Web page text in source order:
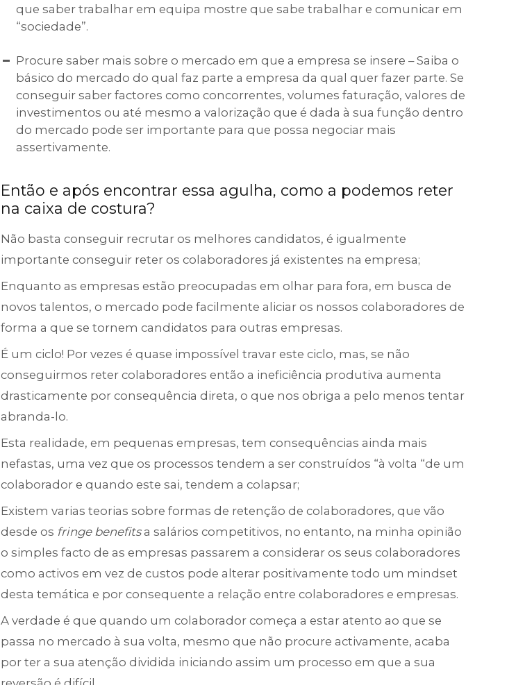
que saber trabalhar em equipa mostre que sabe trabalhar e comunicar em
“sociedade”.
Procure saber mais sobre o mercado em que a empresa se insere – Saiba o
básico do mercado do qual faz parte a empresa da qual quer fazer parte. Se
conseguir saber factores como concorrentes, volumes faturação, valores de
investimentos ou até mesmo a valorização que é dada à sua função dentro
do mercado pode ser importante para que possa negociar mais
assertivamente.
Então e após encontrar essa agulha, como a podemos reter
na caixa de costura?
Não basta conseguir recrutar os melhores candidatos, é igualmente
importante conseguir reter os colaboradores já existentes na empresa;
Enquanto as empresas estão preocupadas em olhar para fora, em busca de
novos talentos, o mercado pode facilmente aliciar os nossos colaboradores de
forma a que se tornem candidatos para outras empresas.
É um ciclo! Por vezes é quase impossível travar este ciclo, mas, se não
conseguirmos reter colaboradores então a ineficiência produtiva aumenta
drasticamente por consequência direta, o que nos obriga a pelo menos tentar
abranda-lo.
Esta realidade, em pequenas empresas, tem consequências ainda mais
nefastas, uma vez que os processos tendem a ser construídos “à volta “de um
colaborador e quando este sai, tendem a colapsar;
Existem varias teorias sobre formas de retenção de colaboradores, que vão
desde os fringe benefitsa salários competitivos, no entanto, na minha opinião
o simples facto de as empresas passarem a considerar os seus colaboradores
como activos em vez de custos pode alterar positivamente todo um mindset
desta temática e por consequente a relação entre colaboradores e empresas.
A verdade é que quando um colaborador começa a estar atento ao que se
passa no mercado à sua volta, mesmo que não procure activamente, acaba
por ter a sua atenção dividida iniciando assim um processo em que a sua